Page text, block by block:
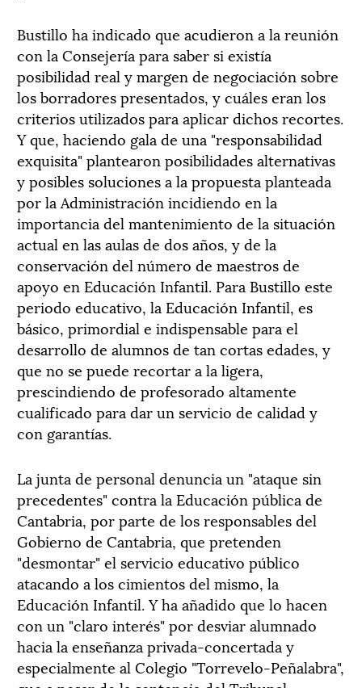
Bustillo ha indicado que acudieron a la reunión
con la Consejería para saber si existía
posibilidad real y margen de negociación sobre
los borradores presentados, y cuáles eran los
criterios utilizados para aplicar dichos recortes.
Y que, haciendo gala de una "responsabilidad
exquisita" plantearon posibilidades alternativas
y posibles soluciones a la propuesta planteada
por la Administración incidiendo en la
importancia del mantenimiento de la situación
actual en las aulas de dos años, y de la
conservación del número de maestros de
apoyo en Educación Infantil. Para Bustillo este
periodo educativo, la Educación Infantil, es
básico, primordial e indispensable para el
desarrollo de alumnos de tan cortas edades, y
que no se puede recortar a la ligera,
prescindiendo de profesorado altamente
cualificado para dar un servicio de calidad y
con garantías.
La junta de personal denuncia un "ataque sin
precedentes" contra la Educación pública de
Cantabria, por parte de los responsables del
Gobierno de Cantabria, que pretenden
"desmontar" el servicio educativo público
atacando a los cimientos del mismo, la
Educación Infantil. Y ha añadido que lo hacen
con un "claro interés" por desviar alumnado
hacia la enseñanza privada-concertada y
especialmente al Colegio "Torrevelo-Peñalabra",